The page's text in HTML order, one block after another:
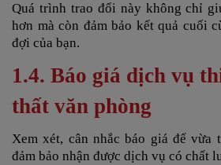
Quá trình trao đổi này không chỉ
hơn mà còn đảm bảo kết quả cuối
đợi của bạn.
1.4. Báo giá dịch vụ
thất văn phòng
Xem xét, cân nhắc báo giá để vừa
đảm bảo nhận được dịch vụ có chất